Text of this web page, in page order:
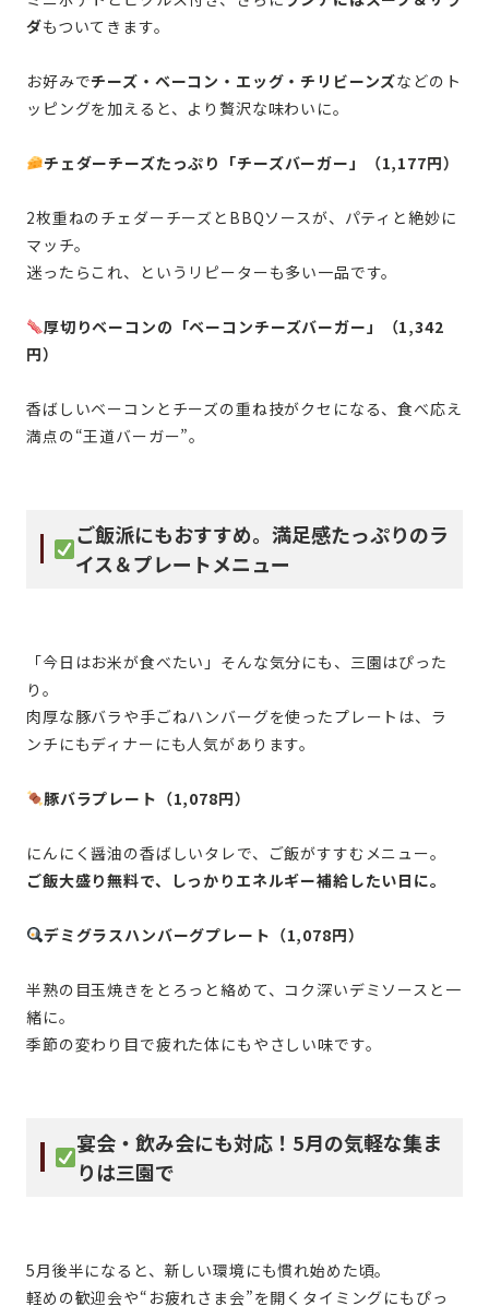
ダもついてきます。
お好みでチーズ・ベーコン・エッグ・チリビーンズなどのト
ッピングを加えると、より贅沢な味わいに。
チェダーチーズたっぷり「チーズバーガー」（1,177円）
2枚重ねのチェダーチーズとBBQソースが、パティと絶妙に
マッチ。
迷ったらこれ、というリピーターも多い一品です。
厚切りベーコンの「ベーコンチーズバーガー」（1,342
円）
香ばしいベーコンとチーズの重ね技がクセになる、食べ応え
満点の“王道バーガー”。
ご飯派にもおすすめ。満足感たっぷりのラ
イス＆プレートメニュー
「今日はお米が食べたい」そんな気分にも、三園はぴった
り。
肉厚な豚バラや手ごねハンバーグを使ったプレートは、ラ
ンチにもディナーにも人気があります。
豚バラプレート（1,078円）
にんにく醤油の香ばしいタレで、ご飯がすすむメニュー。
ご飯大盛り無料で、しっかりエネルギー補給したい日に。
デミグラスハンバーグプレート（1,078円）
半熟の目玉焼きをとろっと絡めて、コク深いデミソースと一
緒に。
季節の変わり目で疲れた体にもやさしい味です。
宴会・飲み会にも対応！5月の気軽な集ま
りは三園で
5月後半になると、新しい環境にも慣れ始めた頃。
軽めの歓迎会や“お疲れさま会”を開くタイミングにもぴっ